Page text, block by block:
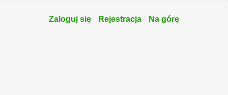
Zaloguj się Rejestracja Na górę